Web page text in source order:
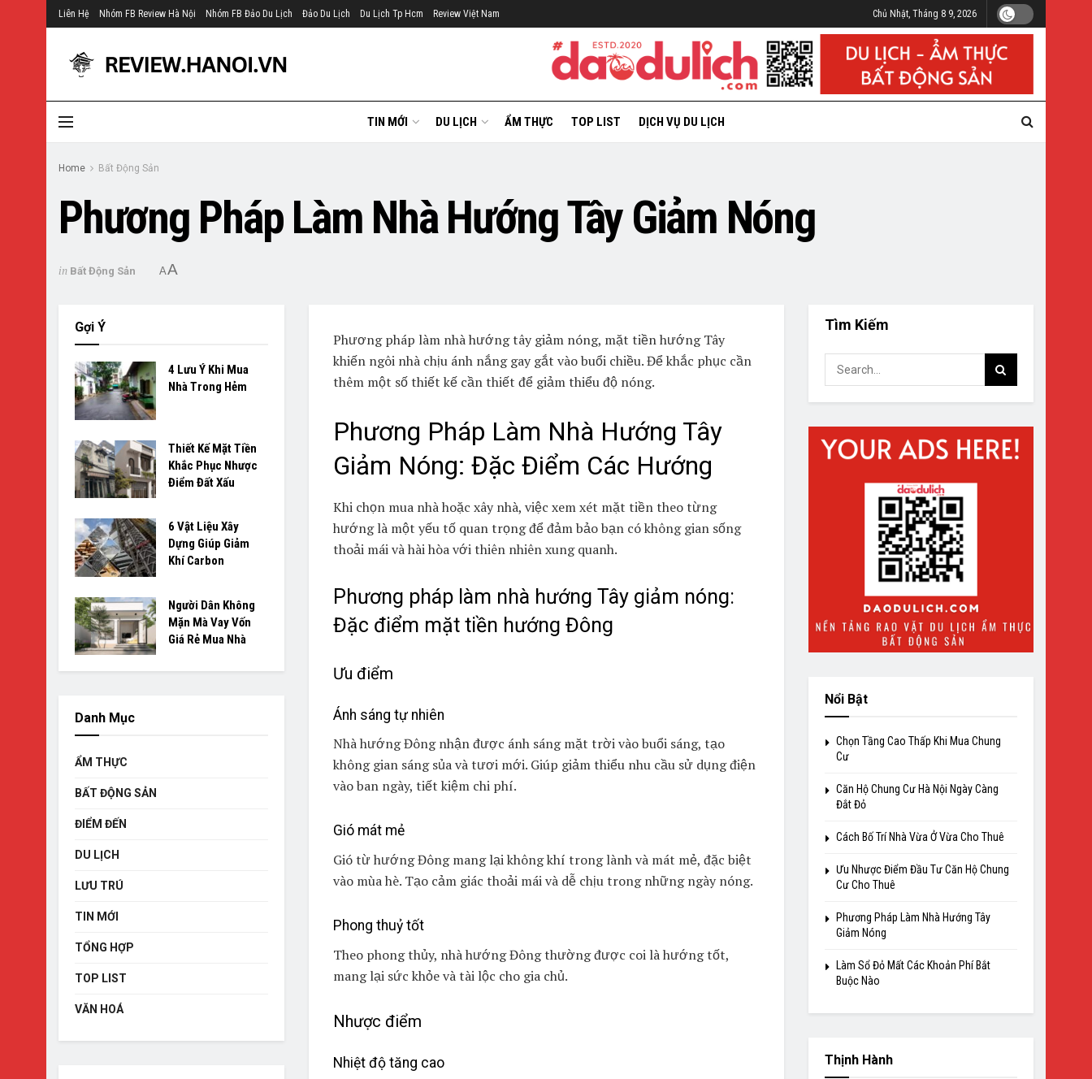
Liên Hệ Nhóm FB Review Hà Nội Nhóm FB Đảo Du Lịch Đảo Du Lịch Du Lịch Tp Hcm Review Việt Nam Chủ Nhật, Tháng 8 9, 2026
TIN MỚI DU LỊCH ẨM THỰC TOP LIST DỊCH VỤ DU LỊCH
Home Bất Động Sản
Phương Pháp Làm Nhà Hướng Tây Giảm Nóng
in Bất Động Sản AA
Phương pháp làm nhà hướng tây giảm nóng, mặt tiền hướng Tây
khiến ngôi nhà chịu ánh nắng gay gắt vào buổi chiều. Để khắc phục cần
thêm một số thiết kế cần thiết để giảm thiểu độ nóng.
Phương Pháp Làm Nhà Hướng Tây
Giảm Nóng: Đặc Điểm Các Hướng
Khi chọn mua nhà hoặc xây nhà, việc xem xét mặt tiền theo từng
hướng là một yếu tố quan trọng để đảm bảo bạn có không gian sống
thoải mái và hài hòa với thiên nhiên xung quanh.
Phương pháp làm nhà hướng Tây giảm nóng:
Đặc điểm mặt tiền hướng Đông
Ưu điểm
Ánh sáng tự nhiên
Nhà hướng Đông nhận được ánh sáng mặt trời vào buổi sáng, tạo
không gian sáng sủa và tươi mới. Giúp giảm thiểu nhu cầu sử dụng điện
vào ban ngày, tiết kiệm chi phí.
Gió mát mẻ
Gió từ hướng Đông mang lại không khí trong lành và mát mẻ, đặc biệt
vào mùa hè. Tạo cảm giác thoải mái và dễ chịu trong những ngày nóng.
Phong thuỷ tốt
Theo phong thủy, nhà hướng Đông thường được coi là hướng tốt,
mang lại sức khỏe và tài lộc cho gia chủ.
Nhược điểm
Nhiệt độ tăng cao
Gợi Ý
4 Lưu Ý Khi Mua
Nhà Trong Hẻm
Thiết Kế Mặt Tiền
Khắc Phục Nhược
Điểm Đất Xấu
6 Vật Liệu Xây
Dựng Giúp Giảm
Khí Carbon
Người Dân Không
Mặn Mà Vay Vốn
Giá Rẻ Mua Nhà
Danh Mục
ẨM THỰC
BẤT ĐỘNG SẢN
ĐIỂM ĐẾN
DU LỊCH
LƯU TRÚ
TIN MỚI
TỔNG HỢP
TOP LIST
VĂN HOÁ
Tìm Kiếm
Nổi Bật
Chọn Tầng Cao Thấp Khi Mua Chung
Cư
Căn Hộ Chung Cư Hà Nội Ngày Càng
Đắt Đỏ
Cách Bố Trí Nhà Vừa Ở Vừa Cho Thuê
Ưu Nhược Điểm Đầu Tư Căn Hộ Chung
Cư Cho Thuê
Phương Pháp Làm Nhà Hướng Tây
Giảm Nóng
Làm Sổ Đỏ Mất Các Khoản Phí Bắt
Buộc Nào
Thịnh Hành